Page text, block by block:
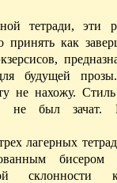
тетради, эти
как
будущей
не нахожу.
не был зачат.
лагерных
бисером
склонности